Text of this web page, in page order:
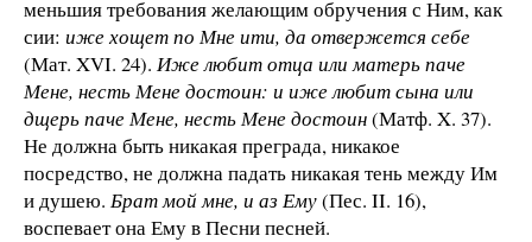
меньшия требования желающим обручения с Ним, как
сии: иже хощет по Мне ити, да отвержется себе
(Мат. XVI. 24). Иже любит отца или матерь паче
Мене, несть Мене достоин: и иже любит сына или
дщерь паче Мене, несть Мене достоин(Матф. X. 37).
Не должна быть никакая преграда, никакое
посредство, не должна падать никакая тень между Им
и душею. Брат мой мне, и аз Ему(Пес. II. 16),
воспевает она Ему в Песни песней.